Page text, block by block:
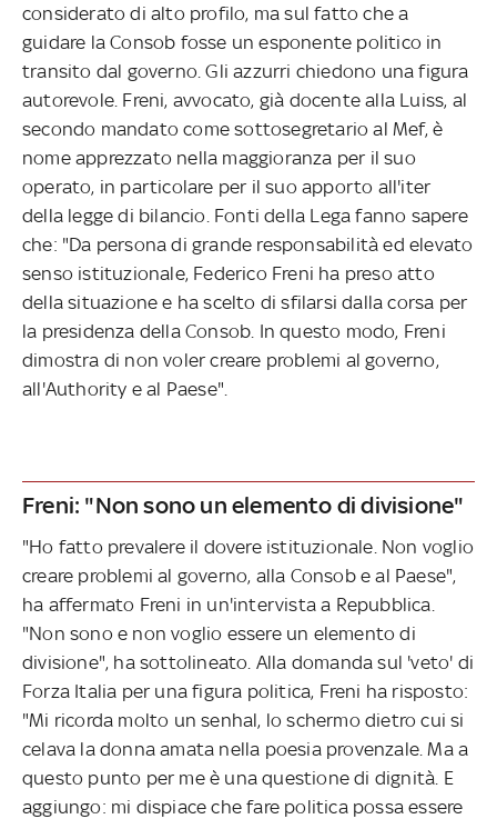
considerato di alto profilo, ma sul fatto che a
guidare la Consob fosse un esponente politico in
transito dal governo. Gli azzurri chiedono una figura
autorevole. Freni, avvocato, già docente alla Luiss, al
secondo mandato come sottosegretario al Mef, è
nome apprezzato nella maggioranza per il suo
operato, in particolare per il suo apporto all'iter
della legge di bilancio. Fonti della Lega fanno sapere
che: "Da persona di grande responsabilità ed elevato
senso istituzionale, Federico Freni ha preso atto
della situazione e ha scelto di sfilarsi dalla corsa per
la presidenza della Consob. In questo modo, Freni
dimostra di non voler creare problemi al governo,
all'Authority e al Paese".
Freni: "Non sono un elemento di divisione"
"Ho fatto prevalere il dovere istituzionale. Non voglio
creare problemi al governo, alla Consob e al Paese",
ha affermato Freni in un'intervista a Repubblica.
"Non sono e non voglio essere un elemento di
divisione", ha sottolineato. Alla domanda sul 'veto' di
Forza Italia per una figura politica, Freni ha risposto:
"Mi ricorda molto un senhal, lo schermo dietro cui si
celava la donna amata nella poesia provenzale. Ma a
questo punto per me è una questione di dignità. E
aggiungo: mi dispiace che fare politica possa essere